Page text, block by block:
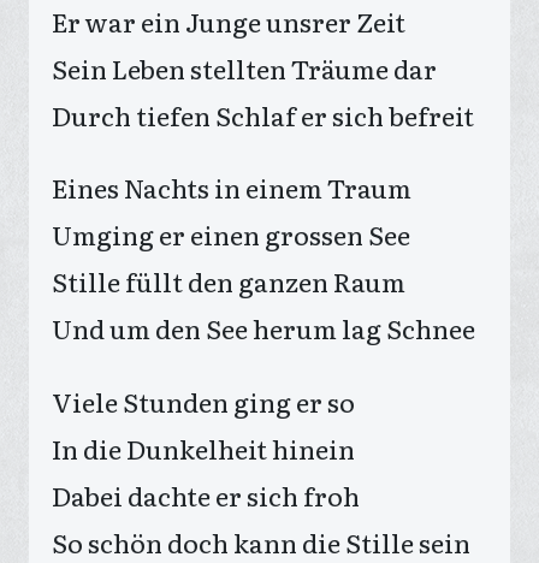
Er war ein Junge unsrer Zeit
Sein Leben stellten Träume dar
Durch tiefen Schlaf er sich befreit
Eines Nachts in einem Traum
Umging er einen grossen See
Stille füllt den ganzen Raum
Und um den See herum lag Schnee
Viele Stunden ging er so
In die Dunkelheit hinein
Dabei dachte er sich froh
So schön doch kann die Stille sein